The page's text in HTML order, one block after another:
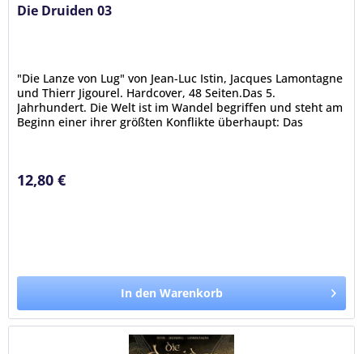
Die Druiden 03
"Die Lanze von Lug" von Jean-Luc Istin, Jacques Lamontagne
und Thierr Jigourel. Hardcover, 48 Seiten.Das 5.
Jahrhundert. Die Welt ist im Wandel begriffen und steht am
Beginn einer ihrer größten Konflikte überhaupt: Das
12,80 €
In den Warenkorb